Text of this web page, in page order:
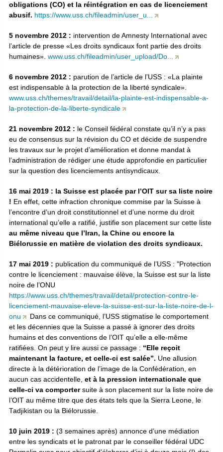
obligations (CO) et la réintégration en cas de licenciement
abusif. https://www.uss.ch/fileadmin/user_u...
5 novembre 2012 : intervention de Amnesty International avec
l’article de presse «Les droits syndicaux font partie des droits
humaines».www.uss.ch/fileadmin/user_upload/Do...
6 novembre 2012 : parution de l’article de l’USS : «La plainte
est indispensable à la protection de la liberté syndicale».
www.uss.ch/themes/travail/detail/la-plainte-est-indispensable-a-
la-protection-de-la-liberte-syndicale
21 novembre 2012 : le Conseil fédéral constate qu’il n’y a pas
eu de consensus sur la révision du CO et décide de suspendre
les travaux sur le projet d’amélioration et donne mandat à
l’administration de rédiger une étude approfondie en particulier
sur la question des licenciements antisyndicaux.
16 mai 2019 : la Suisse est placée par l’OIT sur sa liste noire
! En effet, cette infraction chronique commise par la Suisse à
l’encontre d’un droit constitutionnel et d’une norme du droit
international qu’elle a ratifié, justifie son placement sur cette liste
au même niveau que l’Iran, la Chine ou encore la
Biélorussie en matière de violation des droits syndicaux.
17 mai 2019 : publication du communiqué de l’USS : "Protection
contre le licenciement : mauvaise élève, la Suisse est sur la liste
noire de l’ONU
https://www.uss.ch/themes/travail/detail/protection-contre-le-
licenciement-mauvaise-eleve-la-suisse-est-sur-la-liste-noire-de-l-
onu
Dans ce communiqué, l’USS stigmatise le comportement
et les décennies que la Suisse a passé à ignorer des droits
humains et des conventions de l’OIT qu’elle a elle-même
ratifiées. On peut y lire aussi ce passage : “Elle reçoit
maintenant la facture, et celle-ci est salée”. Une allusion
directe à la détérioration de l’image de la Confédération, en
aucun cas accidentelle,et à la pression internationale que
celle-ci va comportersuite à son placement sur la liste noire de
l’OIT au même titre que des états tels que la Sierra Leone, le
Tadjikistan ou la Biélorussie.
10 juin 2019 :(3 semaines après) annonce d’une médiation
entre les syndicats et le patronat par le conseiller fédéral UDC